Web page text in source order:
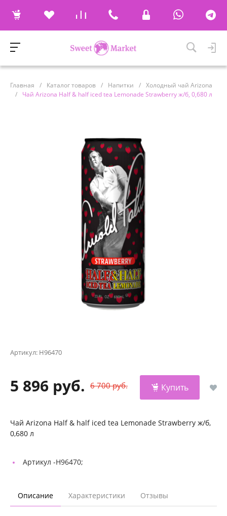
Главная / Каталог товаров / Напитки / Холодный чай Arizona
/
Чай Arizona Half & half iced tea Lemonade Strawberry ж/б, 0,680 л
Артикул: Н96470
5 896 руб. 6 700 руб. Купить
Чай Arizona Half & half iced tea Lemonade Strawberry ж/б,
0,680 л
Артикул -Н96470;
Описание Характеристики Отзывы